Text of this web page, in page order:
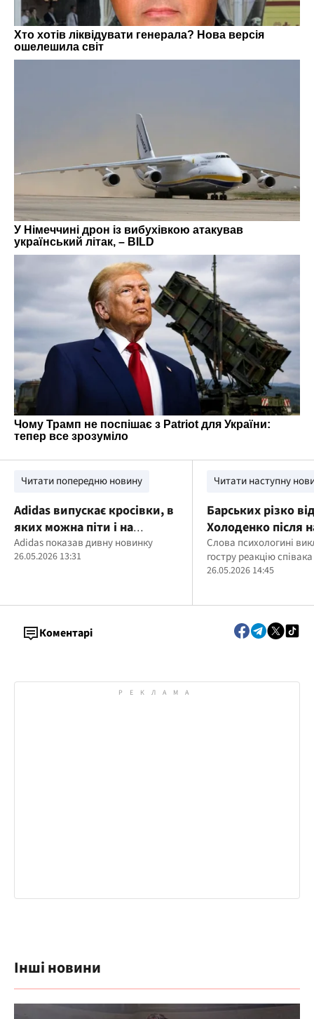
Читати попередню новину
Adidas випускає кросівки, в
яких можна піти і на
весілля, і в під’їзд
Adidas показав дивну новинку
26.05.2026 13:31
Читати наступну
Барських різко
Холоденко після
роман із
Слова психологині
гостру реакцію співака
26.05.2026 14:45
Коментарі
Інші новини